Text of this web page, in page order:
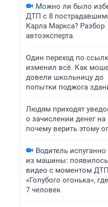
Можно ли было
ДТП с 8
Карла Маркса? Разбор
автоэксперта
Один переход по
изменил всё. Как
довели школьницу до
попытки поджога
Людям приходят
о зачислении денег на
почему верить этому
Водитель
из машины:
видео с моментом
«Голубого огонька»,
7 человек